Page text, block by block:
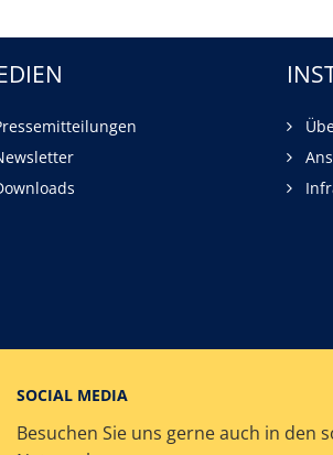
SOCIAL MEDIA
Besuchen Sie uns gerne auch in den